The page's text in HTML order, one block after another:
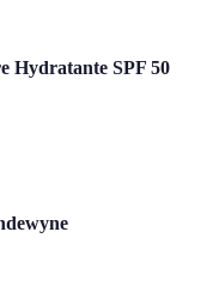
Hydratante SPF 50